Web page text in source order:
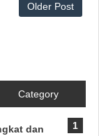
Older Post
Category
dan